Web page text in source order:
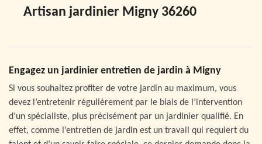
Artisan jardinier Migny 36260
Engagez un jardinier entretien de jardin à Migny
Si vous souhaitez profiter de votre jardin au maximum, vous
devez l’entretenir régulièrement par le biais de l’intervention
d’un spécialiste, plus précisément par un jardinier qualifié. En
effet, comme l’entretien de jardin est un travail qui requiert du